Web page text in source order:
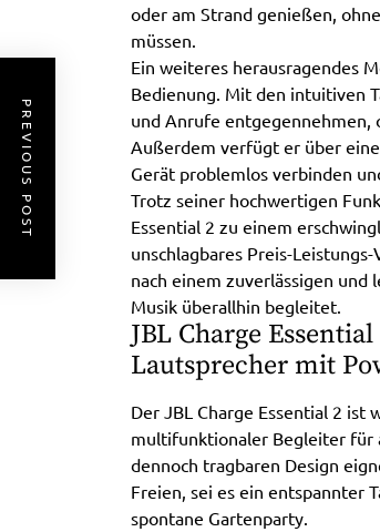
oder am Strand genießen,
müssen.
Ein weiteres herausragendes
Bedienung. Mit den intuitiven
und Anrufe entgegennehmen,
Außerdem verfügt er über
Gerät problemlos verbinden
Trotz seiner hochwertigen
Essential 2 zu einem
unschlagbares Preis-
nach einem zuverlässigen und
Musik überallhin begleitet.
JBL Charge
Lautsprecher mit
Der JBL Charge Essential 2 ist
multifunktionaler Begleiter für
dennoch tragbaren Design
Freien, sei es ein entspannter
spontane Gartenparty.
PREVIOUS POST